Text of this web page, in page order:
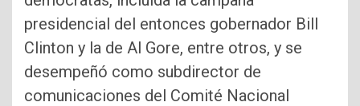
presidencial del entonces gobernador Bill
Clinton y la de Al Gore, entre otros, y se
desempeñó como subdirector de
comunicaciones del Comité Nacional